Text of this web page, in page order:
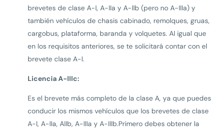
brevetes de clase A-I, A-IIa y A-IIb (pero no A-IIIa) y
también vehículos de chasis cabinado, remolques, gruas,
cargobus, plataforma, baranda y volquetes. Al igual que
en los requisitos anteriores, se te solicitará contar con el
brevete clase A-I.
Licencia A-IIIc:
Es el brevete más completo de la clase A, ya que puedes
conducir los mismos vehículos que los brevetes de clase
A-I, A-IIa, AIIb, A-IIIa y A-IIIb.Primero debes obtener la